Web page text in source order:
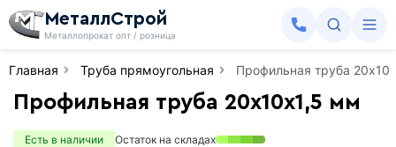
МеталлСтрой
Металлопрокат опт / розница
Главная Труба прямоугольная Профильная труба
Профильная труба 20х10х1,5 мм
Есть в наличии
Остаток на складах